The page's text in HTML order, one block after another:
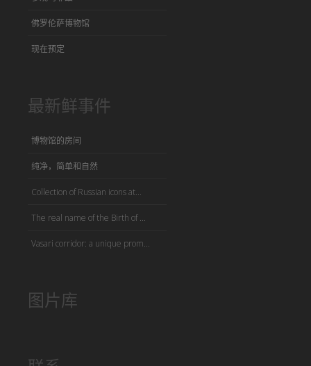
佛罗伦萨博物馆
现在预定
最新鲜事件
博物馆的房间
纯净，简单和自然
Collection of Russian icons at...
The real name of the Birth of ...
Vasari corridor: a unique prom...
图片库